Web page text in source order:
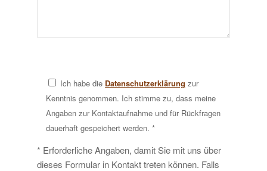
Ich habe die Datenschutzerklärung zur
Kenntnis genommen. Ich stimme zu, dass meine
Angaben zur Kontaktaufnahme und für Rückfragen
dauerhaft gespeichert werden. *
* Erforderliche Angaben, damit Sie mit uns über
dieses Formular in Kontakt treten können. Falls